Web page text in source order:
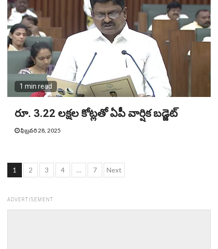
1 min read
రూ. 3.22 లక్షల కోట్లతో ఏపీ వార్షిక బడ్జెట్‌
ఫిబ్రవరి 28, 2025
Posts
1 2 3 4 … 7 Next
ADVERTISEMENT